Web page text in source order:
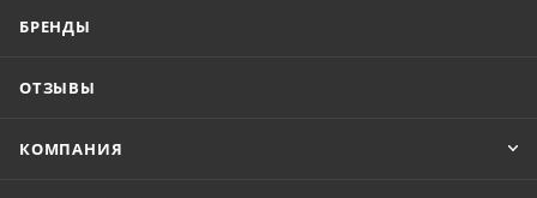
БРЕНДЫ
ОТЗЫВЫ
КОМПАНИЯ